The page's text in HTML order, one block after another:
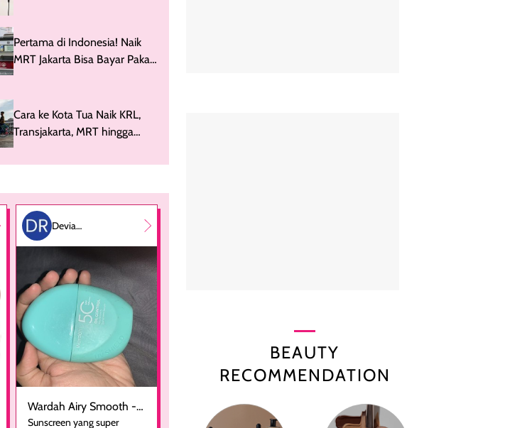
Pertama di Indonesia! Naik
MRT Jakarta Bisa Bayar Pakai
Cara ke Kota Tua Naik KRL,
Transjakarta, MRT hingga
Devia
Wardah Airy Smooth -
Sunscreen Serum
Sunscreen yang super
BEAUTY
RECOMMENDATION